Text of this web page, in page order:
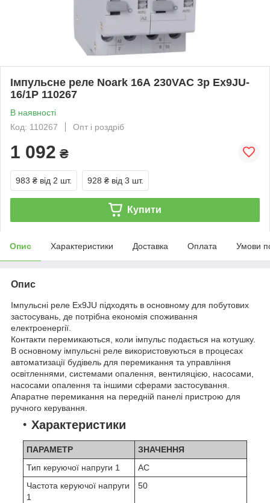
Імпульсне реле Noark 16А 230VAC 3p Ex9JU-
16/1P 110267
В наявності
Код: 110267
Опт і роздріб
1 092 ₴
983 ₴ від 2 шт. 928 ₴ від 3 шт.
Купити
Опис Характеристики Доставка Оплата Умови
Опис
Імпульсні реле Ex9JU підходять в основному для побутових
застосувань, де потрібна економія споживання
електроенергії.
Контакти перемикаються, коли імпульс подається на котушку.
В основному імпульсні реле використовуються в процесах
автоматизації будівель для перемикання та управління
освітленнями, системами опалення, вентиляцією, насосами,
насосами опалення та іншими сферами застосування.
Апаратне перемикання на передній панелі пристрою для
ручного керування.
Характеристики
ПАРАМЕТР
ЗНАЧЕННЯ
Тип керуючої напруги 1
AC
Частота керуючої напруги
1
50